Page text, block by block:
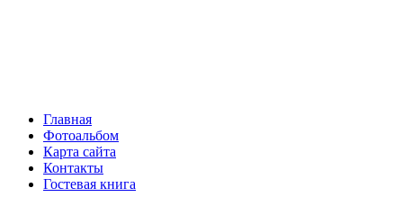
Главная
Фотоальбом
Карта сайта
Контакты
Гостевая книга